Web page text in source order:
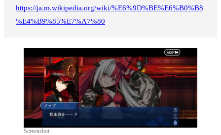
https://ja.m.wikipedia.org/wiki/%E6%9D%BE%E6%B0%B8
%E4%B9%85%E7%A7%80
Screenshot